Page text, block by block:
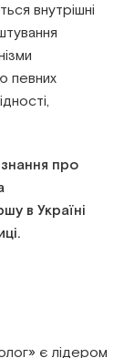
внутрішні
певних
про
в Україні
є лідером